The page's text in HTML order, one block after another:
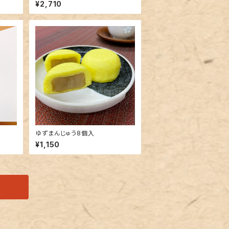
¥2,710
ゆずまんじゅう8個入
¥1,150